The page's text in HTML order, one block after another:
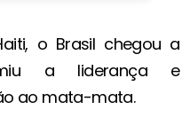
o Brasil chegou a
a liderança e
ao mata-mata.